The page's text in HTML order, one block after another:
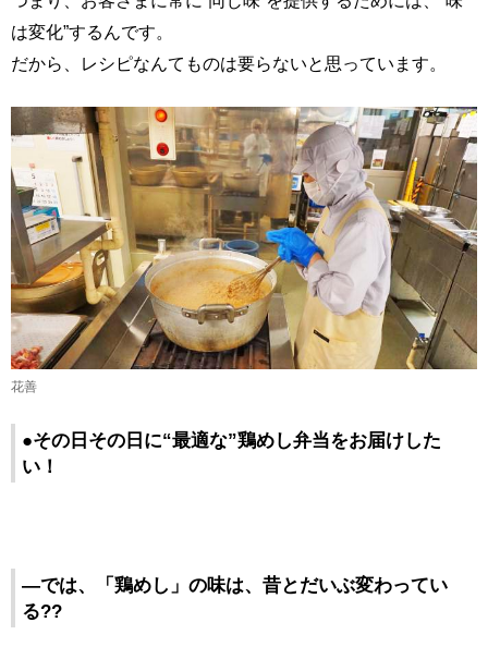
は変化”するんです。
だから、レシピなんてものは要らないと思っています。
花善
●その日その日に“最適な”鶏めし弁当をお届けした
い！
―では、「鶏めし」の味は、昔とだいぶ変わってい
る??